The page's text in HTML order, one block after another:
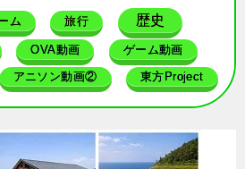
ム 旅行 歴史
OVA動画 ゲーム動画
アニソン動画② 東方Project